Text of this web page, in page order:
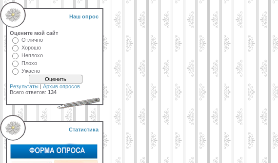
Наш опрос
Оцените мой сайт
Отлично
Хорошо
Неплохо
Плохо
Ужасно
Результаты | Архив опросов
Всего ответов: 134
Статистика